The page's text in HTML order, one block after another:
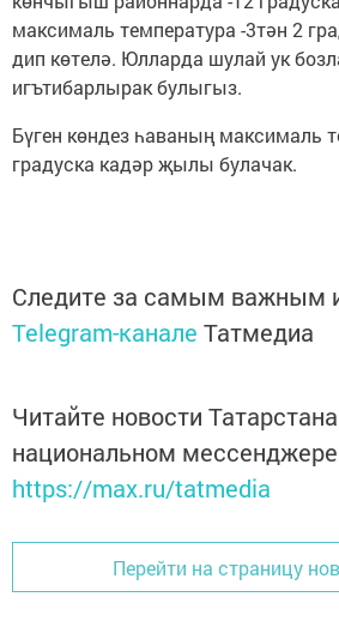
максималь температура -3тән 2
дип көтелә. Юлларда шулай ук
игътибарлырак булыгыз.
Бүген көндез һаваның максималь
градуска кадәр җылы булачак.
Следите за самым важным
Telegram-канале Татмедиа
Читайте новости
национальном
https://max.ru/tatmedia
Перейти на страницу